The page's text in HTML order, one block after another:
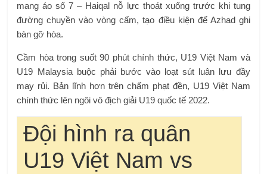
mang áo số 7 – Haiqal nỗ lực thoát xuống trước khi tung
đường chuyền vào vòng cấm, tạo điều kiện để Azhad ghi
bàn gỡ hòa.
Cầm hòa trong suốt 90 phút chính thức, U19 Việt Nam và
U19 Malaysia buộc phải bước vào loạt sút luân lưu đầy
may rủi. Bản lĩnh hơn trên chấm phạt đền, U19 Việt Nam
chính thức lên ngôi vô địch giải U19 quốc tế 2022.
Đội hình ra quân
U19 Việt Nam vs